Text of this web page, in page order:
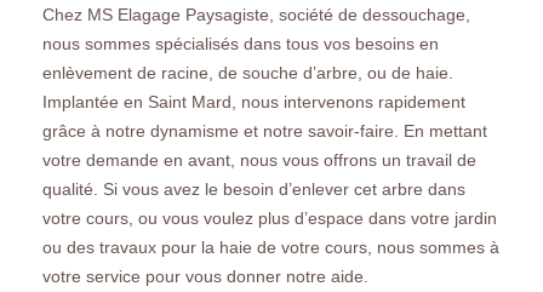
Chez MS Elagage Paysagiste, société de dessouchage,
nous sommes spécialisés dans tous vos besoins en
enlèvement de racine, de souche d’arbre, ou de haie.
Implantée en Saint Mard, nous intervenons rapidement
grâce à notre dynamisme et notre savoir-faire. En mettant
votre demande en avant, nous vous offrons un travail de
qualité. Si vous avez le besoin d’enlever cet arbre dans
votre cours, ou vous voulez plus d’espace dans votre jardin
ou des travaux pour la haie de votre cours, nous sommes à
votre service pour vous donner notre aide.